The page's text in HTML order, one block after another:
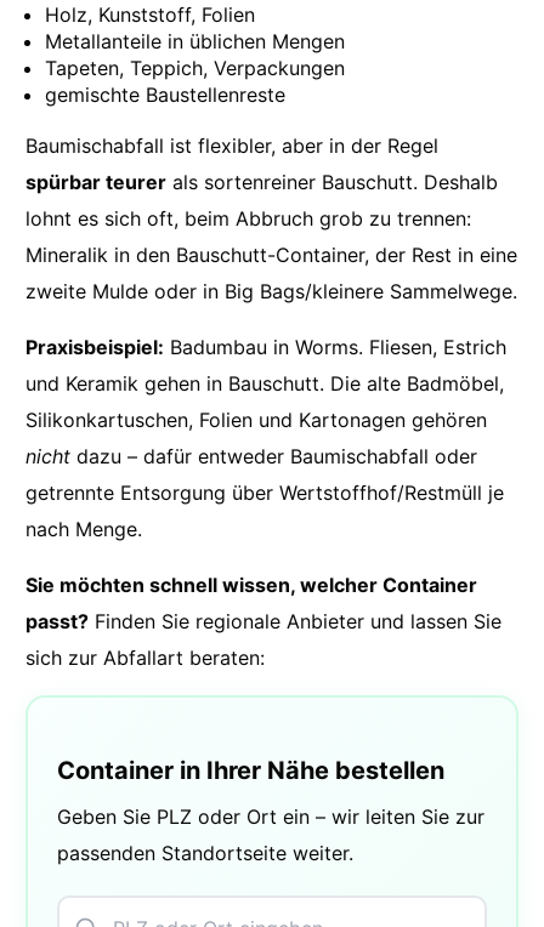
Holz, Kunststoff, Folien
Metallanteile in üblichen Mengen
Tapeten, Teppich, Verpackungen
gemischte Baustellenreste
Baumischabfall ist flexibler, aber in der Regel
spürbar teurer als sortenreiner Bauschutt. Deshalb
lohnt es sich oft, beim Abbruch grob zu trennen:
Mineralik in den Bauschutt-Container, der Rest in eine
zweite Mulde oder in Big Bags/kleinere Sammelwege.
Praxisbeispiel: Badumbau in Worms. Fliesen, Estrich
und Keramik gehen in Bauschutt. Die alte Badmöbel,
Silikonkartuschen, Folien und Kartonagen gehören
nicht dazu – dafür entweder Baumischabfall oder
getrennte Entsorgung über Wertstoffhof/Restmüll je
nach Menge.
Sie möchten schnell wissen, welcher Container
passt? Finden Sie regionale Anbieter und lassen Sie
sich zur Abfallart beraten:
Container in Ihrer Nähe bestellen
Geben Sie PLZ oder Ort ein – wir leiten Sie zur
passenden Standortseite weiter.